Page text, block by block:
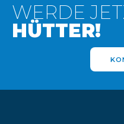
WERDE
HÜTTER!